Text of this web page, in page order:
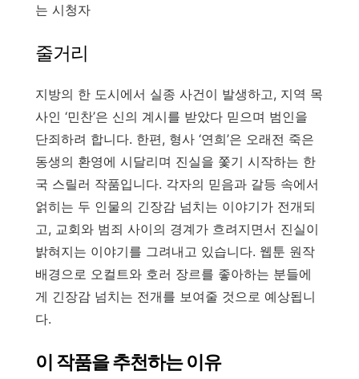
는 시청자
줄거리
지방의 한 도시에서 실종 사건이 발생하고, 지역 목
사인 ‘민찬’은 신의 계시를 받았다 믿으며 범인을
단죄하려 합니다. 한편, 형사 ‘연희’은 오래전 죽은
동생의 환영에 시달리며 진실을 쫓기 시작하는 한
국 스릴러 작품입니다. 각자의 믿음과 갈등 속에서
얽히는 두 인물의 긴장감 넘치는 이야기가 전개되
고, 교회와 범죄 사이의 경계가 흐려지면서 진실이
밝혀지는 이야기를 그려내고 있습니다. 웹툰 원작
배경으로 오컬트와 호러 장르를 좋아하는 분들에
게 긴장감 넘치는 전개를 보여줄 것으로 예상됩니
다.
이 작품을 추천하는 이유